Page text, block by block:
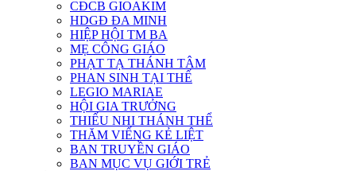
CĐCB GIOAKIM
HDGĐ ĐA MINH
HIỆP HỘI TM BA
MẸ CÔNG GIÁO
PHẠT TẠ THÁNH TÂM
PHAN SINH TẠI THẾ
LEGIO MARIAE
HỘI GIA TRƯỞNG
THIẾU NHI THÁNH THỂ
THĂM VIẾNG KẺ LIỆT
BAN TRUYỀN GIÁO
BAN MỤC VỤ GIỚI TRẺ